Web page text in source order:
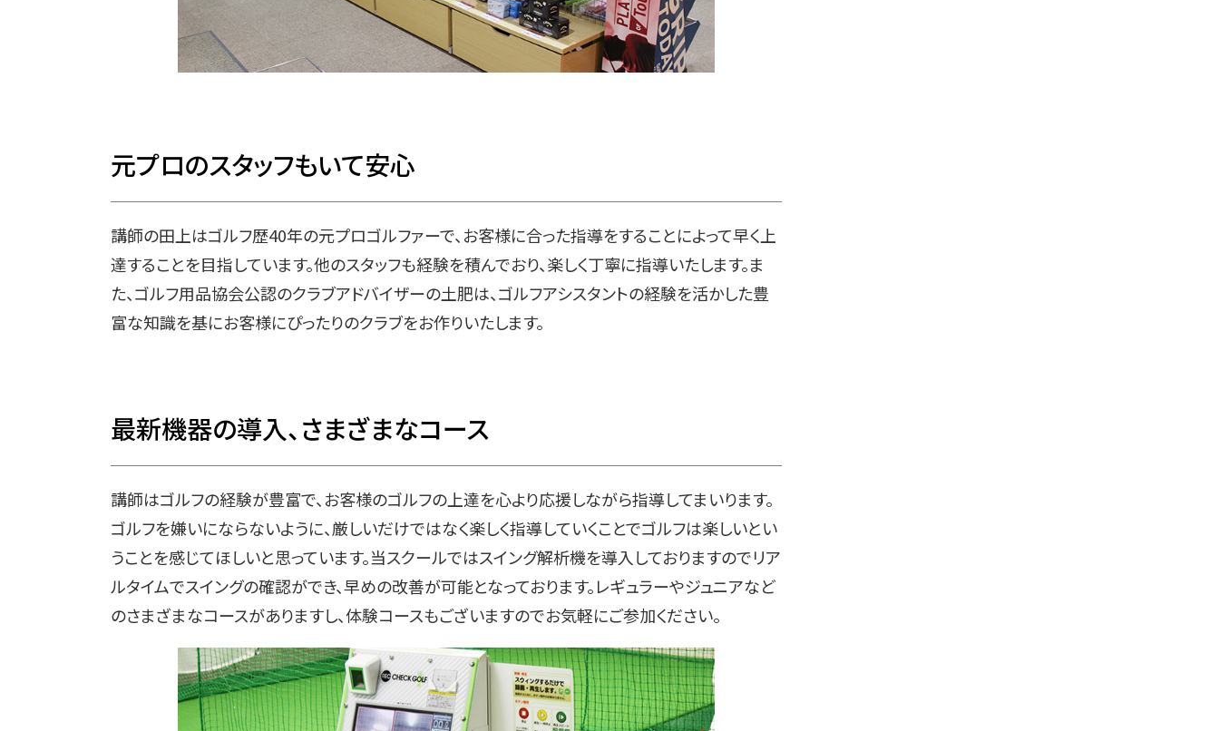
元プロのスタッフもいて安心
講師の田上はゴルフ歴40年の元プロゴルファーで、お客様に合った指導をすることによって早く上
達することを目指しています。他のスタッフも経験を積んでおり、楽しく丁寧に指導いたします。ま
た、ゴルフ用品協会公認のクラブアドバイザーの土肥は、ゴルフアシスタントの経験を活かした豊
富な知識を基にお客様にぴったりのクラブをお作りいたします。
最新機器の導入、さまざまなコース
講師はゴルフの経験が豊富で、お客様のゴルフの上達を心より応援しながら指導してまいります。
ゴルフを嫌いにならないように、厳しいだけではなく楽しく指導していくことでゴルフは楽しいとい
うことを感じてほしいと思っています。当スクールではスイング解析機を導入しておりますのでリア
ルタイムでスイングの確認ができ、早めの改善が可能となっております。レギュラーやジュニアなど
のさまざまなコースがありますし、体験コースもございますのでお気軽にご参加ください。